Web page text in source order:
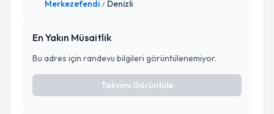
Merkezefendi / Denizli
En Yakın Müsaitlik
Bu adres için randevu bilgileri görüntülenemiyor.
Takvimi Görüntüle